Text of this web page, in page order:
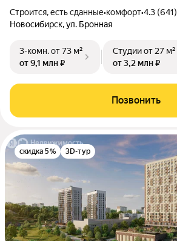
Строится, есть сданные•комфорт•4.3 (641)
Новосибирск, ул. Бронная
3-комн.от 73 м²
от 9,1 млн ₽
Студииот 27 м²
от 3,2 млн ₽
Позвонить
скидка 5% 3D-тур